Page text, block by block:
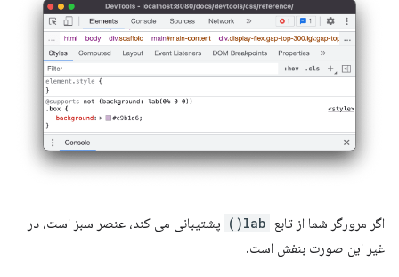
اگر مرورگر شما از تابع lab()
پشتیبانی می کند، عنصر سبز است، در
غیر این صورت بنفش است.